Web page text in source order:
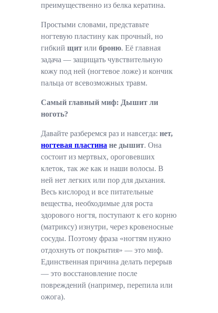
преимущественно из белка кератина.
Простыми словами, представьте
ногтевую пластину как прочный, но
гибкийщит илиброню. Её главная
задача — защищать чувствительную
кожу под ней (ногтевое ложе) и кончик
пальца от всевозможных травм.
Самый главный миф: Дышит ли
ноготь?
Давайте разберемся раз и навсегда:нет,
ногтевая пластина не дышит. Она
состоит из мертвых, ороговевших
клеток, так же как и наши волосы. В
ней нет легких или пор для дыхания.
Весь кислород и все питательные
вещества, необходимые для роста
здорового ногтя, поступают к его корню
(матриксу) изнутри, через кровеносные
сосуды. Поэтому фраза «ногтям нужно
отдохнуть от покрытия» — это миф.
Единственная причина делать перерыв
— это восстановление после
повреждений (например, перепила или
ожога).